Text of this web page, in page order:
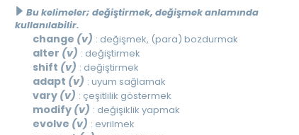
Bu kelimeler; değiştirmek, değişmek anlamında
kullanılabilir.
change (v) : değişmek, (para) bozdurmak
alter (v) : değiştirmek
shift (v) : değiştirmek
adapt (v) : uyum sağlamak
vary (v) : çeşitlilik göstermek
modify (v) : değişiklik yapmak
evolve (v) : evrilmek